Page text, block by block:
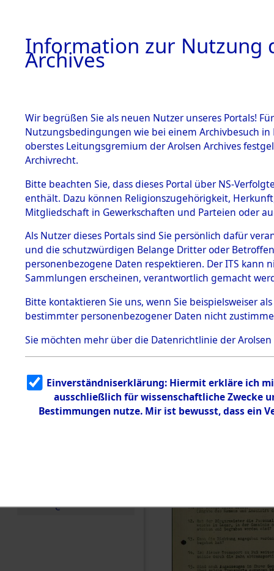
BESTÄNDE
1.
mente
5. Verschiedenes
5.3
Todesmärsche
5.3.1 Alliierte
Erhebungen
zu
Todesmärsch
en
5.3.2
g
5.3.3
Todesmärsch
e
von
Toter aus
Ort ihrer
0002
Information zur Nutzung
Archives
Wir begrüßen Sie als neuen Nutzer unseres Portals!
Nutzungsbedingungen wie bei einem Archivbesuch
oberstes Leitungsgremium der Arolsen Archives
Archivrecht.
Bitte beachten Sie, dass dieses Portal über NS-
enthält. Dazu können Religionszugehörigkeit,
Mitgliedschaft in Gewerkschaften und Parteien oder
Als Nutzer dieses Portals sind Sie persönlich dafür
und die schutzwürdigen Belange Dritter oder
personenbezogene Daten respektieren. Der ITS
Sammlungen erscheinen, verantwortlich gemacht
Bitte kontaktieren Sie uns, wenn Sie beispielsweiser
bestimmter personenbezogener Daten nicht
Sie möchten mehr über die Datenrichtlinie der Arolsen
Einverständniserklärung: Hiermit erkläre ich
ausschließlich für wissenschaftliche Zwecke
Bestimmungen nutze. Mir ist bewusst, dass ein